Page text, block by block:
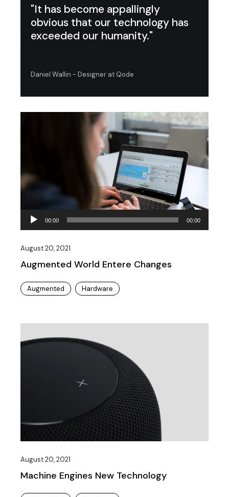
"It has become appallingly
obvious that our technology has
exceeded our humanity."
Daniel Wallin - Designer at Qode
Audio
Player
00:00 00:00
August 20, 2021
Augmented World Entere Changes
Augmented Hardware
August 20, 2021
Machine Engines New Technology